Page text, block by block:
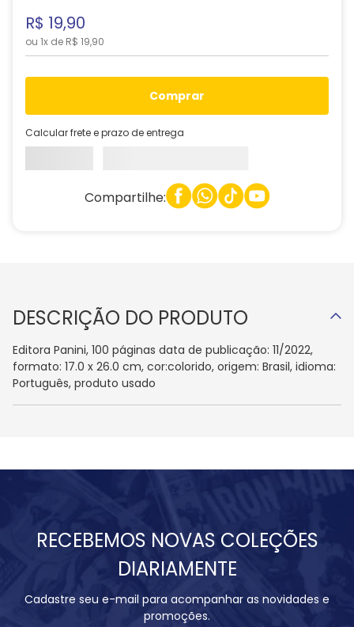
R$ 19,90
ou 1x de R$ 19,90
comprar
Calcular frete e prazo de entrega
Compartilhe:
DESCRIÇÃO DO PRODUTO
Editora Panini, 100 páginas data de publicação: 11/2022,
formato: 17.0 x 26.0 cm, cor:colorido, origem: Brasil, idioma:
Português, produto usado
RECEBEMOS NOVAS COLEÇÕES
DIARIAMENTE
Cadastre seu e-mail para acompanhar as novidades e
promoções.